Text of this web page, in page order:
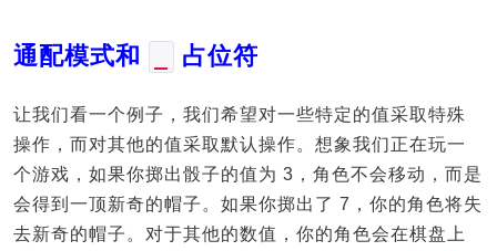
通配模式和 占位符
让我们看一个例子，我们希望对一些特定的值采取特殊
操作，而对其他的值采取默认操作。想象我们正在玩一
个游戏，如果你掷出骰子的值为 3，角色不会移动，而是
会得到一顶新奇的帽子。如果你掷出了 7，你的角色将失
去新奇的帽子。对于其他的数值，你的角色会在棋盘上